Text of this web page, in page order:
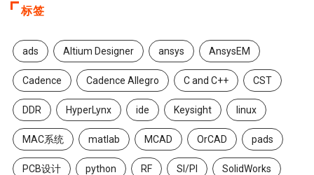
标签
ads Altium Designer ansys AnsysEM
Cadence Cadence Allegro C and C++ CST
DDR HyperLynx ide Keysight linux
MAC系统 matlab MCAD OrCAD pads
PCB设计 python RF SI/PI SolidWorks